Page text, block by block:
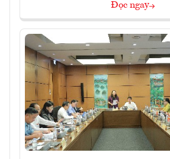
Đọc ngay